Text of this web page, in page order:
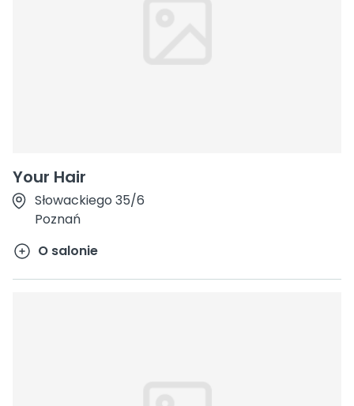
Your Hair
Słowackiego 35/6
Poznań
O salonie